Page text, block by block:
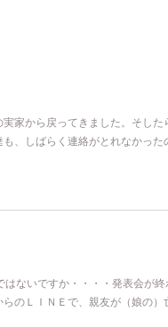
家から戻ってきました。そし
、しばらく連絡がとれなかっ
ないですか・・・・発表会が
のＬＩＮＥで、親友が（娘の